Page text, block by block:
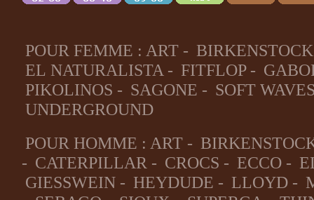
POUR FEMME : ART - BIRKENSTOCK
EL NATURALISTA - FITFLOP-
PIKOLINOS - SAGONE - SOFT
UNDERGROUND
POUR HOMME : ART -
- CATERPILLAR - CROCS - ECCO -
GIESSWEIN - HEYDUDE - LLOYD -